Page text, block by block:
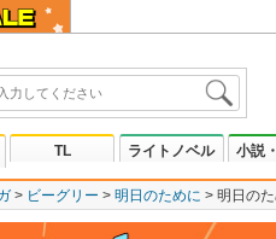
TL ライトノベル 小説
ビーグリー 明日のために 明日の